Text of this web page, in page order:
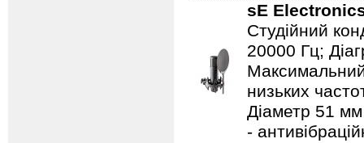
sE
Студійний
20000 Гц;
низьких
Діаметр 51
-